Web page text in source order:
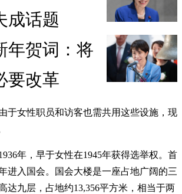
成话题
年贺词：将
要改革
于女性职员和访客也需共用这些设施，现
年，早于女性在1945年获得选举权。首
进入国会。国会大楼是一座占地广阔的三
达九层，占地约13,356平方米，相当于两